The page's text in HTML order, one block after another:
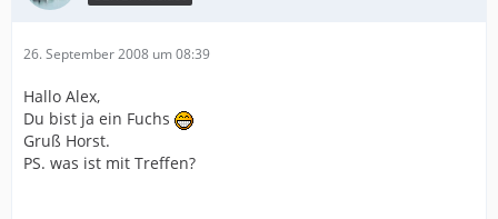
26. September 2008 um 08:39
Hallo Alex,
Du bist ja ein Fuchs
Gruß Horst.
PS. was ist mit Treffen?